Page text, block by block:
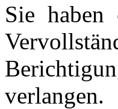
Sie haben
verlangen.